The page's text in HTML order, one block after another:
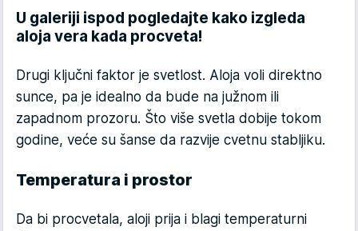
U galeriji ispod pogledajte kako izgleda
aloja vera kada procveta!
Drugi ključni faktor je svetlost. Aloja voli direktno
sunce, pa je idealno da bude na južnom ili
zapadnom prozoru. Što više svetla dobije tokom
godine, veće su šanse da razvije cvetnu stabljiku.
Temperatura i prostor
Da bi procvetala, aloji prija i blagi temperaturni